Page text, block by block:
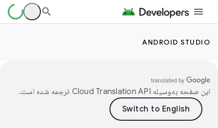
ANDROID STUDIO
این صفحه به‌وسیله ترجمه شده است.